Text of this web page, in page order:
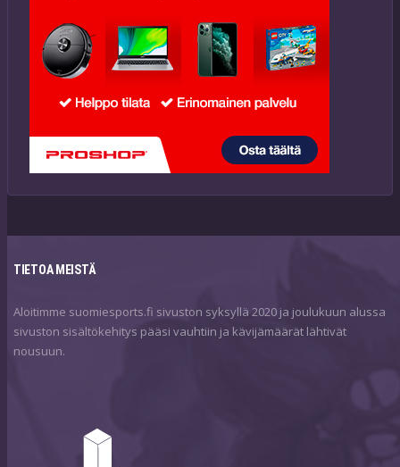
TIETOA MEISTÄ
Aloitimme suomiesports.fi sivuston syksyllä 2020 ja joulukuun alussa
sivuston sisältökehitys pääsi vauhtiin ja kävijämäärät lähtivät
nousuun.